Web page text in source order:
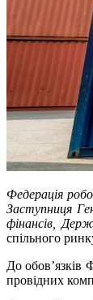
Федерація
Заступниця
фінансів,
спільного
До
провідних